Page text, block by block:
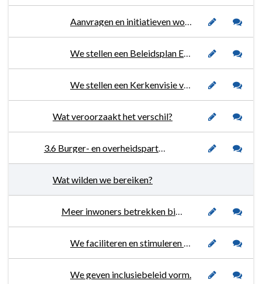
Aanvragen en initiatieven worden conform de geldende regelgeving en binnen de gestelde termijnen afgehandeld.
We stellen een Beleidsplan Erfgoed en Monumenten vast.
We stellen een Kerkenvisie vast.
Wat veroorzaakt het verschil?
3.6 Burger- en overheidsparticipatie
Wat wilden we bereiken?
Meer inwoners betrekken bij initiatieven en inwoners die al met uitvoering bezig zijn enthousiast houden.
We faciliteren en stimuleren initiatieven en geven waar nodig kaders aan.
We geven inclusiebeleid vorm.